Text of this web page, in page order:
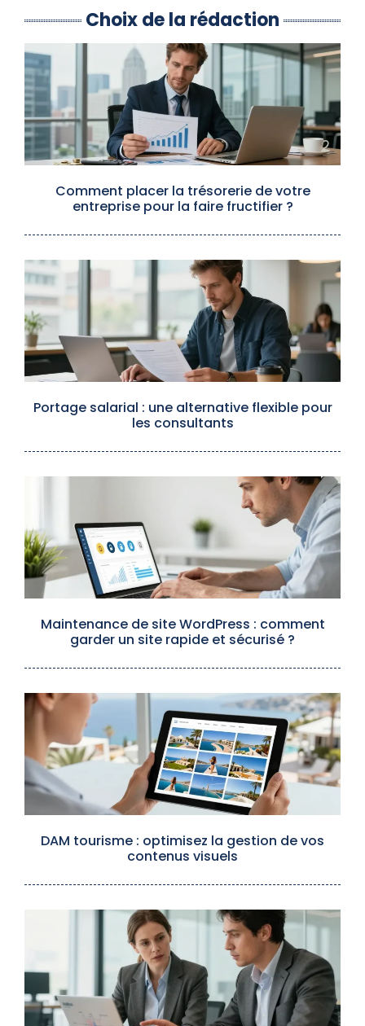
Choix de la rédaction
Comment placer la trésorerie de votre
entreprise pour la faire fructifier ?
Portage salarial : une alternative flexible pour
les consultants
Maintenance de site WordPress : comment
garder un site rapide et sécurisé ?
DAM tourisme : optimisez la gestion de vos
contenus visuels